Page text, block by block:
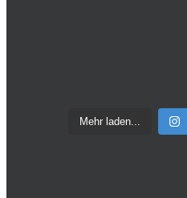
Mehr laden...